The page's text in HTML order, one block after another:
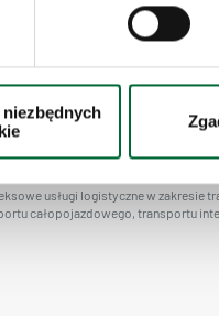
niezbędnych
INFORMACJI
usługi logistyczne w
całopojazdowego, transportu